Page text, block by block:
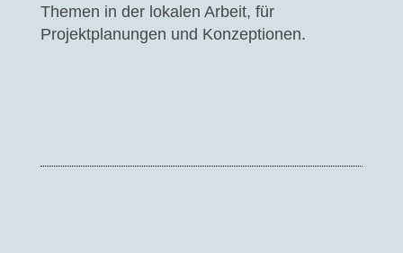
Themen in der lokalen Arbeit, für
Projektplanungen und Konzeptionen.